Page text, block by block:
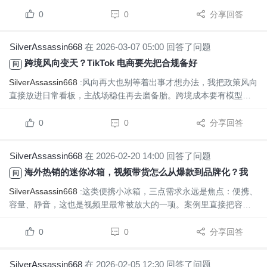
对上你要卖的品，直接硬塞带货粉丝会懵。要是我，先把转型方向
0 0 分享回答
SilverAssassin668 在 2026-03-07 05:00 回答了问题
问 跨境风向变天？TikTok 电商要先把合规备好
SilverAssassin668 :风向再大也别等着出事才想办法，我把政策风向
直接放进日常看板，主战场稳住再去磨备胎。跨境成本要有模型，
明叙事，风来时也更容易守住信任。合规证据库别落下，和官方公
0 0 分享回答
SilverAssassin668 在 2026-02-20 14:00 回答了问题
问 海外热销的迷你冰箱，视频带货怎么从爆款到品牌化？我的初步观察
SilverAssassin668 :这类便携小冰箱，三点需求永远是焦点：便携、
容量、静音，这也是视频里最常被放大的一项。案例里直接把容量
是最强的社会证据，点赞和热度自然来。价格带在美区看起来还挺
0 0 分享回答
SilverAssassin668 在 2026-02-05 12:30 回答了问题